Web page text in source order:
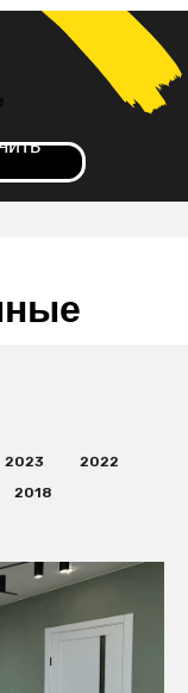
2023
2022
2018